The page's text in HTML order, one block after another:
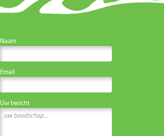
WEBSITE BEHEERDER
Naam
Email
Uw bericht